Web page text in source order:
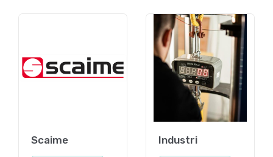
Scaime Industri